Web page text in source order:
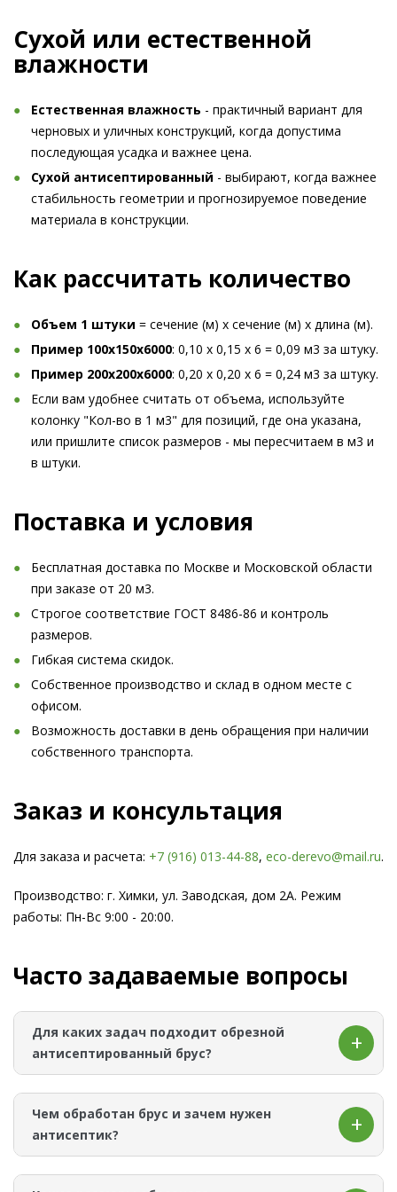
Сухой или естественной
влажности
Естественная влажность - практичный вариант для
черновых и уличных конструкций, когда допустима
последующая усадка и важнее цена.
Сухой антисептированный - выбирают, когда важнее
стабильность геометрии и прогнозируемое поведение
материала в конструкции.
Как рассчитать количество
Объем 1 штуки = сечение (м) x сечение (м) x длина (м).
Пример 100x150x6000: 0,10 x 0,15 x 6 = 0,09 м3 за штуку.
Пример 200x200x6000: 0,20 x 0,20 x 6 = 0,24 м3 за штуку.
Если вам удобнее считать от объема, используйте
колонку "Кол-во в 1 м3" для позиций, где она указана,
или пришлите список размеров - мы пересчитаем в м3 и
в штуки.
Поставка и условия
Бесплатная доставка по Москве и Московской области
при заказе от 20 м3.
Строгое соответствие ГОСТ 8486-86 и контроль
размеров.
Гибкая система скидок.
Собственное производство и склад в одном месте с
офисом.
Возможность доставки в день обращения при наличии
собственного транспорта.
Заказ и консультация
Для заказа и расчета: +7 (916) 013-44-88, eco-derevo@mail.ru.
Производство: г. Химки, ул. Заводская, дом 2А. Режим
работы: Пн-Вс 9:00 - 20:00.
Часто задаваемые вопросы
Для каких задач подходит обрезной
антисептированный брус?
Обрезной антисептированный брус в этом разделе
подходит для строительства и наружных работ:
каркас, обвязка, стойки, лаги, элементы уличных
конструкций. Мы обрабатываем брус антисептиком
Неомид и держим ходовые размеры в наличии.
Если вы скажете, что именно собираете и какой шаг
Чем обработан брус и зачем нужен
антисептик?
На странице указано, что брус обрабатывается
антисептиком Неомид. Такой материал выбирают,